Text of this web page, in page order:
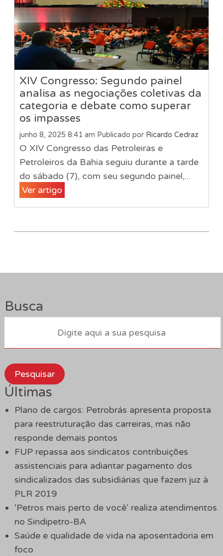
XIV Congresso: Segundo painel
analisa as negociações coletivas da
categoria e debate como superar
os impasses
junho 8, 2025 8:41 am Publicado por Ricardo Cedraz
O XIV Congresso das Petroleiras e
Petroleiros da Bahia seguiu durante a tarde
do sábado (7), com seu segundo painel,...
Ver artigo
Busca
Pesquisar
Últimas
Plano de cargos: Petrobrás apresenta proposta
para reestruturação das carreiras, mas não
responde demais pontos
FUP repassa aos sindicatos contribuições
assistenciais para adiantar pagamento dos
sindicalizados das subsidiárias que fazem juz à
PLR 2019
‘Petros mais perto de você’ realiza atendimentos
no Sindipetro-BA
Saúde e qualidade de vida na aposentadoria em
foco